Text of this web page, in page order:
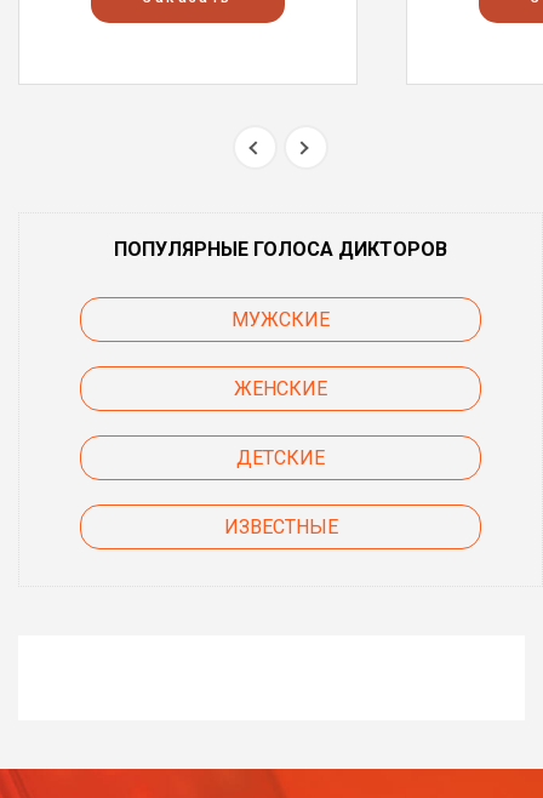
ПОПУЛЯРНЫЕ ГОЛОСА ДИКТОРОВ
МУЖСКИЕ
ЖЕНСКИЕ
ДЕТСКИЕ
ИЗВЕСТНЫЕ